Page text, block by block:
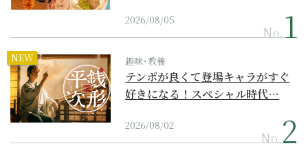
2026/08/05
No.
NEW 趣味･教養
テンポが良くて登場キャラがすぐ
好きになる！スペシャル時代…
2026/08/02
No.